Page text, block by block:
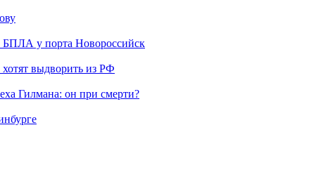
БПЛА у порта Новороссийск
хотят выдворить из РФ
Гилмана: он при смерти?